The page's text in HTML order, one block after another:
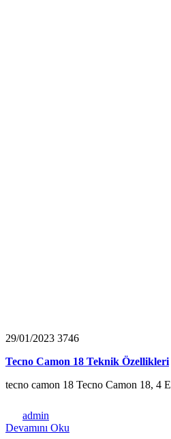
29/01/2023 3746
Tecno Camon 18 Teknik Özellikleri
tecno camon 18 Tecno Camon 18,
admin
Devamını Oku